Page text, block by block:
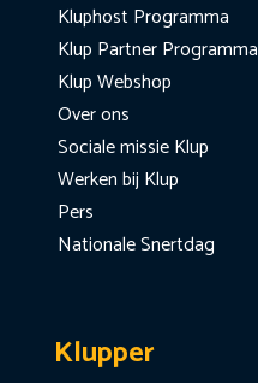
Kluphost Programma
Klup Partner Programma
Klup Webshop
Over ons
Sociale missie Klup
Werken bij Klup
Pers
Nationale Snertdag
Klupper